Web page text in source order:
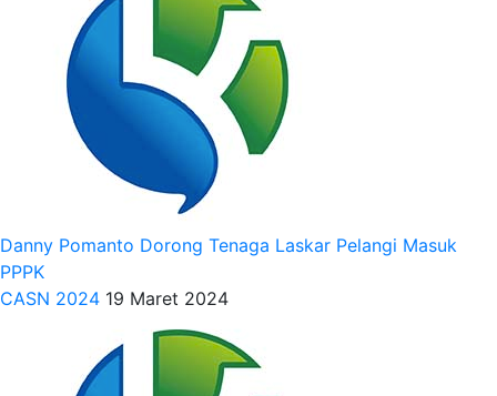
Danny Pomanto Dorong Tenaga Laskar Pelangi Masuk
PPPK
CASN 2024 19 Maret 2024